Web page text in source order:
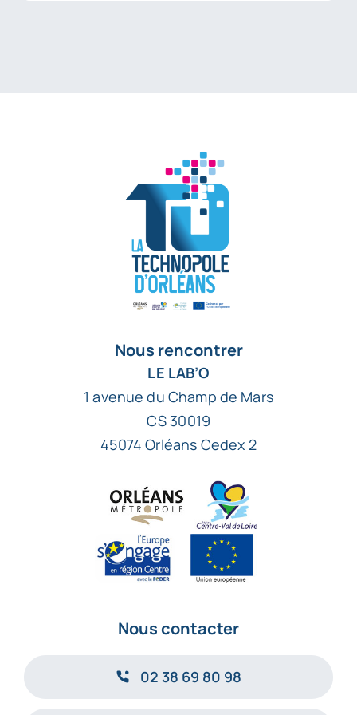
Nous rencontrer
LE LAB’O
1 avenue du Champ de Mars
CS 30019
45074 Orléans Cedex 2
Nous contacter
02 38 69 80 98